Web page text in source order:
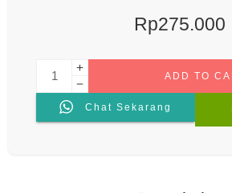
Rp275.000
ADD TO
Chat Sekarang